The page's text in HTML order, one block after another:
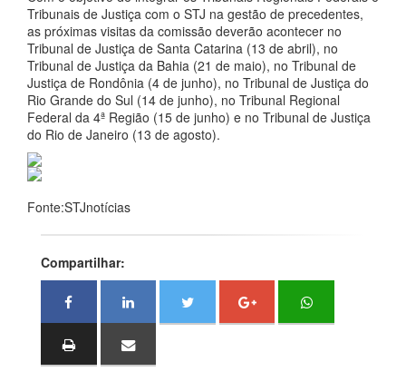
Tribunais de Justiça com o STJ na gestão de precedentes,
as próximas visitas da comissão deverão acontecer no
Tribunal de Justiça de Santa Catarina (13 de abril), no
Tribunal de Justiça da Bahia (21 de maio), no Tribunal de
Justiça de Rondônia (4 de junho), no Tribunal de Justiça do
Rio Grande do Sul (14 de junho), no Tribunal Regional
Federal da 4ª Região (15 de junho) e no Tribunal de Justiça
do Rio de Janeiro (13 de agosto).
Fonte:STJnotícias
Compartilhar: